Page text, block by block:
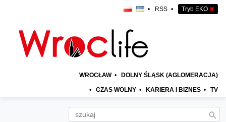
• RSS • Tryb EKO ✖
WROCŁAW • DOLNY ŚLĄSK (AGLOMERACJA)
• CZAS WOLNY • KARIERA I BIZNES • TV